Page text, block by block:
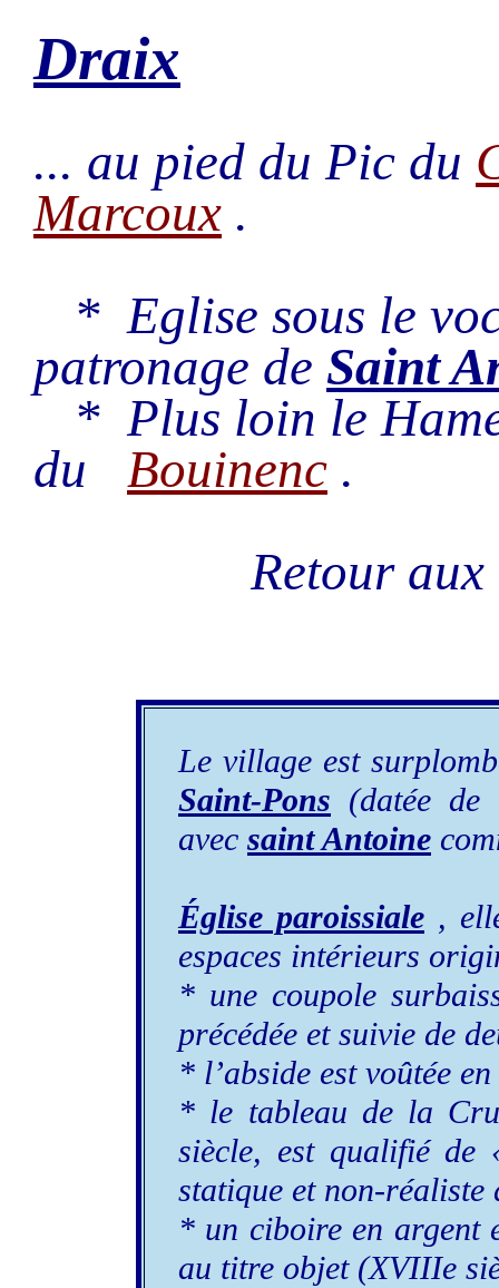
Draix
... au pied du Pic du
Marcoux .
* Eglise sous le
patronage de Saint
* Plus loin le
du Bouinenc .
Retour
Le village est
Saint-Pons (datée
avec saint Antoine
Église paroissiale ,
espaces intérieurs
* une coupole
précédée et suivie de
* l’abside est voûtée
* le tableau de la
siècle, est qualifié
statique et non-
* un ciboire en argent
au titre objet (XVIIIe